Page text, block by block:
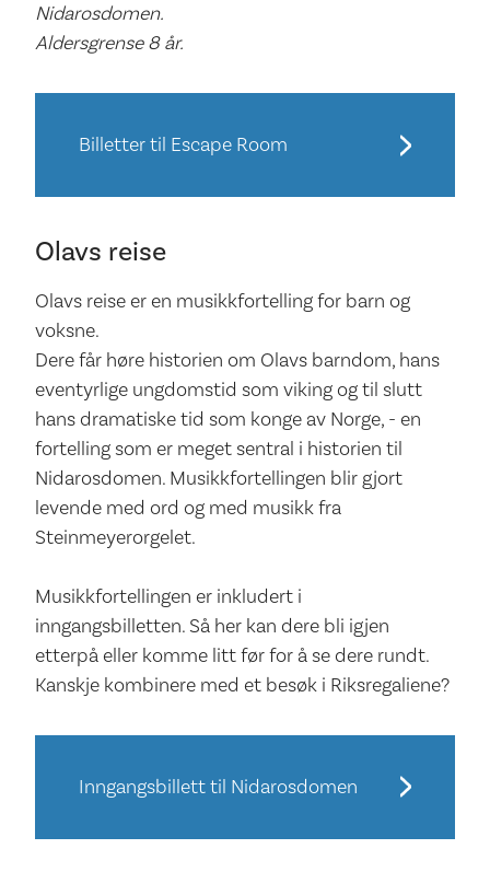
Nidarosdomen.
Aldersgrense 8 år.
Billetter til Escape Room
Olavs reise
Olavs reise er en musikkfortelling for barn og
voksne.
Dere får høre historien om Olavs barndom, hans
eventyrlige ungdomstid som viking og til slutt
hans dramatiske tid som konge av Norge, - en
fortelling som er meget sentral i historien til
Nidarosdomen. Musikkfortellingen blir gjort
levende med ord og med musikk fra
Steinmeyerorgelet.
Musikkfortellingen er inkludert i
inngangsbilletten. Så her kan dere bli igjen
etterpå eller komme litt før for å se dere rundt.
Kanskje kombinere med et besøk i Riksregaliene?
Inngangsbillett til Nidarosdomen